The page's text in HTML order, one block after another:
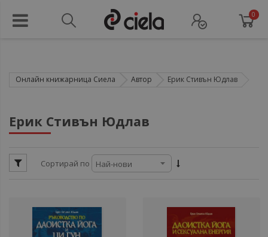
0
Онлайн книжарница Сиела Автор Ерик Стивън Юдлав
Ерик Стивън Юдлав
Сортирай по